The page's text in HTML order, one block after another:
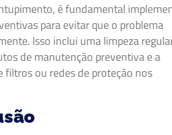
é fundamental
para evitar que o problema
Isso inclui uma limpeza
de manutenção preventiva e a
filtros ou redes de proteção nos